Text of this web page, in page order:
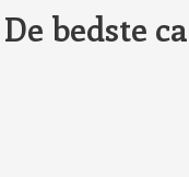
De bedste